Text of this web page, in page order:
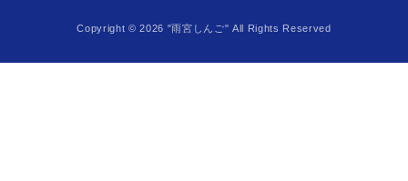
Copyright ©2026 "雨宮しんご" All Rights Reserved